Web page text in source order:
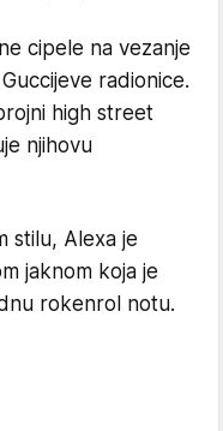
cipele na vezanje
radionice.
high street
njihovu
stilu, Alexa je
jaknom koja je
rokenrol notu.